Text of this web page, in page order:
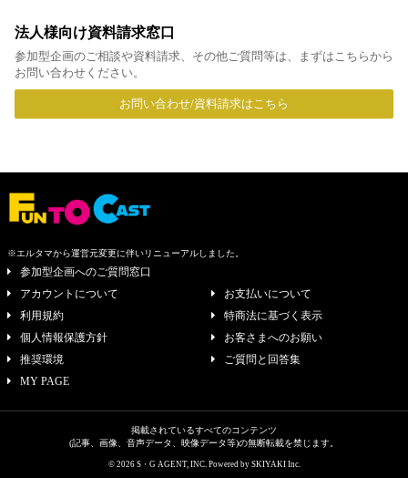
法人様向け資料請求窓口
参加型企画のご相談や資料請求、その他ご質問等は、まずはこちらから
お問い合わせください。
お問い合わせ/資料請求はこちら
※エルタマから運営元変更に伴いリニューアルしました。
参加型企画へのご質問窓口
アカウントについて
お支払いについて
利用規約
特商法に基づく表示
個人情報保護方針
お客さまへのお願い
推奨環境
ご質問と回答集
MY PAGE
掲載されているすべてのコンテンツ
(記事、画像、音声データ、映像データ等)の無断転載を禁じます。
© 2026 S・G AGENT, INC. Powered by SKIYAKI Inc.